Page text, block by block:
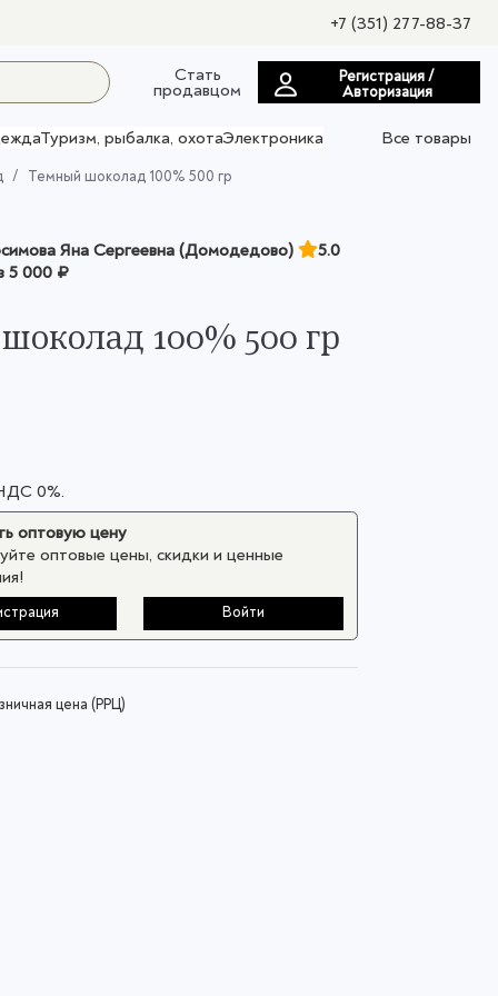
+7 (351) 277-88-37
Стать
продавцом
Регистрация /
Авторизация
Туризм, рыбалка, охотаЭлектроника
Все товары
Темный шоколад 100% 500 гр
Яна Сергеевна (Домодедово)
5.0
5 000 ₽
100% 500 гр
0%.
оптовую цену
оптовые цены, скидки и ценные
Войти
цена (РРЦ)